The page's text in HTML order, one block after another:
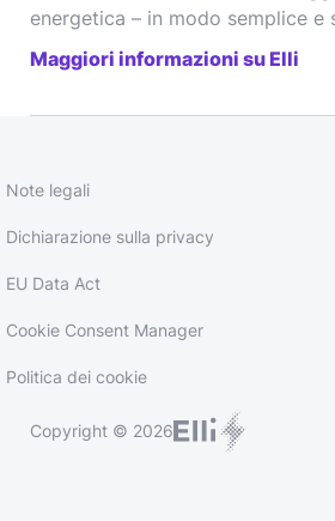
energetica – in modo semplice e
Maggiori informazioni su Elli
Note legali
Dichiarazione sulla privacy
EU Data Act
Cookie Consent Manager
Politica dei cookie
Copyright © 2026